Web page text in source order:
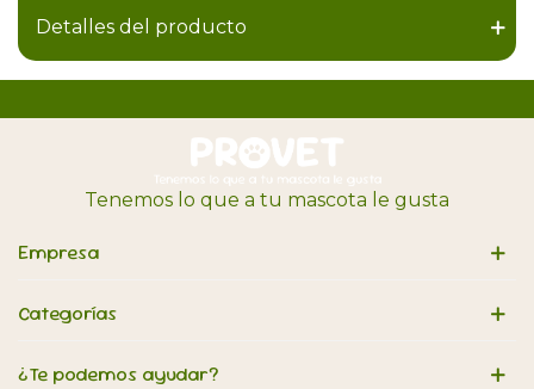
Detalles del producto
Tenemos lo que a tu mascota le gusta
Empresa
Categorías
¿Te podemos ayudar?